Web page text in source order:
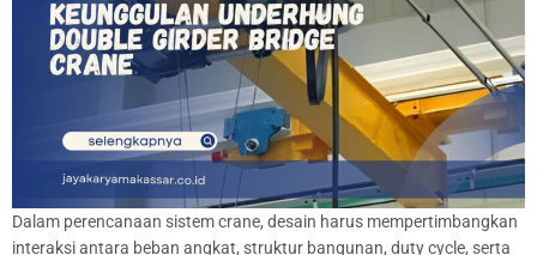
Dalam perencanaan sistem crane, desain harus mempertimbangkan
interaksi antara beban angkat, struktur bangunan, duty cycle, serta